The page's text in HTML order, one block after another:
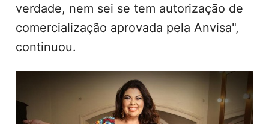
verdade, nem sei se tem autorização de
comercialização aprovada pela Anvisa",
continuou.